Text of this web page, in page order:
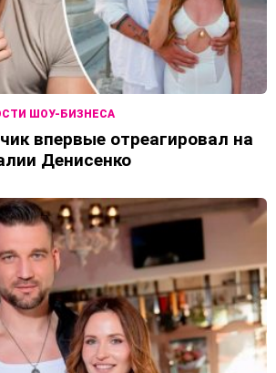
ШОУ-БИЗНЕСА
впервые отреагировал на
Денисенко